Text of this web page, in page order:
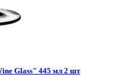
Glass" 445 мл 2 шт